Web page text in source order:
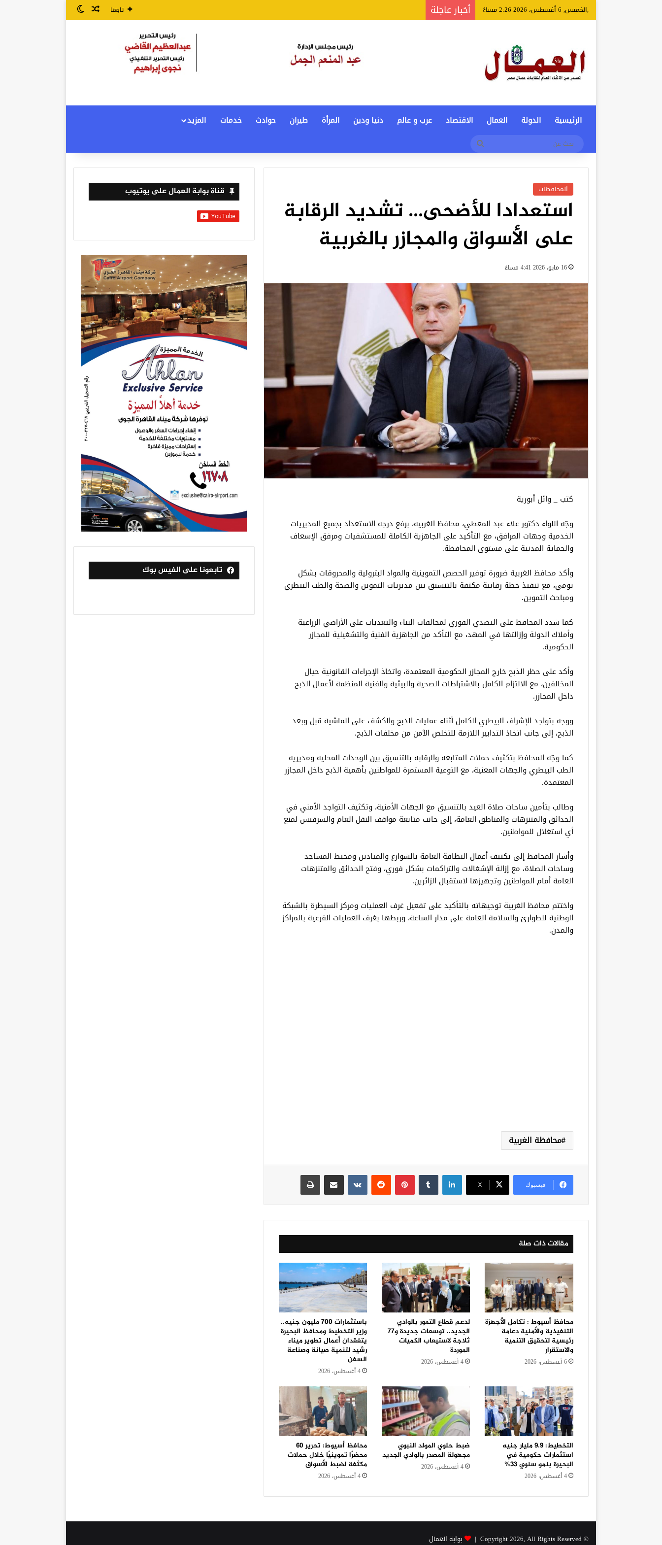
,الخميس, 6 أغسطس، 2026 2:26 مساءً أخبار عاجلة تابعنا مقال عشوائي
الوضع المظلم
الرئيسية الدولة العمال الاقتصاد عرب و عالم دنيا ودين المرأة طيران حوادث خدمات
المزيد
المحافظات
استعدادا للأضحى… تشديد الرقابة
على الأسواق والمجازر بالغربية
16 مايو، 2026 4:41 مساءً
كتب _ وائل أبورية
وجّه اللواء دكتور علاء عبد المعطي، محافظ الغربية، برفع درجة الاستعداد بجميع المديريات
الخدمية وجهات المرافق، مع التأكيد على الجاهزية الكاملة للمستشفيات ومرفق الإسعاف
والحماية المدنية على مستوى المحافظة.
وأكد محافظ الغربية ضرورة توفير الحصص التموينية والمواد البترولية والمحروقات بشكل
يومي، مع تنفيذ خطة رقابية مكثفة بالتنسيق بين مديريات التموين والصحة والطب البيطري
ومباحث التموين.
كما شدد المحافظ على التصدي الفوري لمخالفات البناء والتعديات على الأراضي الزراعية
وأملاك الدولة وإزالتها في المهد، مع التأكد من الجاهزية الفنية والتشغيلية للمجازر
الحكومية.
وأكد على حظر الذبح خارج المجازر الحكومية المعتمدة، واتخاذ الإجراءات القانونية حيال
المخالفين، مع الالتزام الكامل بالاشتراطات الصحية والبيئية والفنية المنظمة لأعمال الذبح
داخل المجازر.
ووجه بتواجد الإشراف البيطري الكامل أثناء عمليات الذبح والكشف على الماشية قبل وبعد
الذبح، إلى جانب اتخاذ التدابير اللازمة للتخلص الآمن من مخلفات الذبح.
كما وجّه المحافظ بتكثيف حملات المتابعة والرقابة بالتنسيق بين الوحدات المحلية ومديرية
الطب البيطري والجهات المعنية، مع التوعية المستمرة للمواطنين بأهمية الذبح داخل المجازر
المعتمدة.
وطالب بتأمين ساحات صلاة العيد بالتنسيق مع الجهات الأمنية، وتكثيف التواجد الأمني في
الحدائق والمتنزهات والمناطق العامة، إلى جانب متابعة مواقف النقل العام والسرفيس لمنع
أي استغلال للمواطنين.
وأشار المحافظ إلى تكثيف أعمال النظافة العامة بالشوارع والميادين ومحيط المساجد
وساحات الصلاة، مع إزالة الإشغالات والتراكمات بشكل فوري، وفتح الحدائق والمتنزهات
العامة أمام المواطنين وتجهيزها لاستقبال الزائرين.
واختتم محافظ الغربية توجيهاته بالتأكيد على تفعيل غرف العمليات ومركز السيطرة بالشبكة
الوطنية للطوارئ والسلامة العامة على مدار الساعة، وربطها بغرف العمليات الفرعية بالمراكز
والمدن.
محافظة الغربية
فيسبوك ‫X
لينكدإن بينتيريست
مقالات ذات صلة
محافظ أسيوط : تكامل الأجهزة
التنفيذية والأمنية دعامة
رئيسية لتحقيق التنمية
والاستقرار
6 أغسطس، 2026
لدعم قطاع التمور بالوادي
الجديد.. توسعات جديدة و٧٧
ثلاجة لاستيعاب الكميات
الموردة
4 أغسطس، 2026
باستثمارات 700 مليون جنيه..
وزير التخطيط ومحافظ البحيرة
يتفقدان أعمال تطوير ميناء
رشيد لتنمية صيانة وصناعة
السفن
4 أغسطس، 2026
التخطيط: 9.9 مليار جنيه
استثمارات حكومية في
البحيرة بنمو سنوي 33%
4 أغسطس، 2026
ضبط حلوي المولد النبوي
مجهولة المصدر بالوادي الجديد
4 أغسطس، 2026
محافظ أسيوط: تحرير 60
محضرًا تموينيًا خلال حملات
مكثفة لضبط الأسواق
4 أغسطس، 2026
قناة بوابة العمال على يوتيوب
تابعونا على الفيس بوك
© Copyright 2026, All Rights Reserved | بوابة العمال